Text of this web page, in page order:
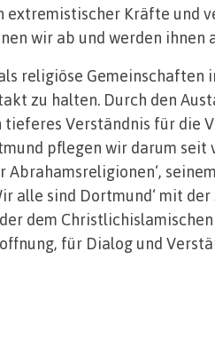
Kräfte und
wir ab und werden ihnen
religiöse Gemeinschaften
zu halten. Durch den
tieferes Verständnis für die
pflegen wir darum
Abrahamsreligionen‘,
alle sind Dortmund‘ mit
dem
für Dialog und